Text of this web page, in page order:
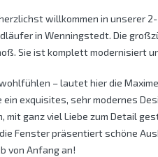
willkommen in unserer
in Wenningstedt. Die
Sie ist komplett modernisiert
– lautet hier die
exquisites, sehr modernes
mit ganz viel Liebe zum Detail
Fenster präsentiert schöne
von Anfang an!